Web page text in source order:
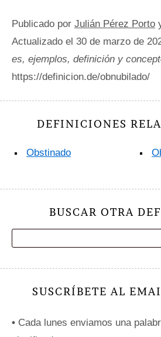
Publicado por Julián Pérez Porto
Actualizado el 30 de marzo de
es, ejemplos, definición y
https://definicion.de/obnubilado/
DEFINICIONES
Obstinado
BUSCAR OTRA
SUSCRÍBETE AL
• Cada lunes enviamos una